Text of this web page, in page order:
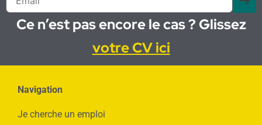
Ce n’est pas encore le cas ? Glissez
votre CV ici
Navigation
Je cherche un emploi